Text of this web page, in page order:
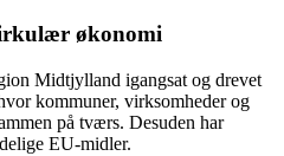
økonomi
Midtjylland igangsat og drevet
kommuner, virksomheder og
på tværs. Desuden har
EU-midler.